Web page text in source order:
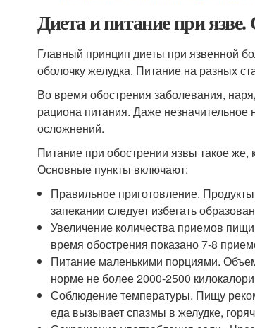
Диета и питание при
Главный принцип диеты при язвенной
оболочку желудка. Питание на разных
Во время обострения заболевания,
рациона питания. Даже
осложнений.
Питание при обострении язвы такое
Основные пункты включают:
Правильное приготовление.
запекании следует избегать
Увеличение количества приемов
время обострения показано 7-8
Питание маленькими порциями.
норме не более 2000-2500
Соблюдение температуры. Пищу
еда вызывает спазмы в желудке,